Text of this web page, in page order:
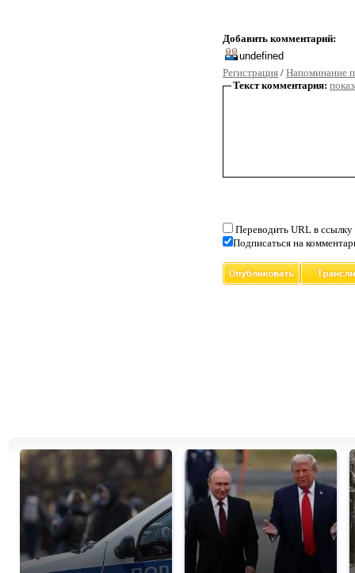
Добавить комментарий:
Регистрация / Напоминание
Текст комментария:
Переводить URL в ссылку
Подписаться на